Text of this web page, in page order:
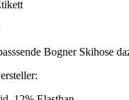
Bogner Skihose